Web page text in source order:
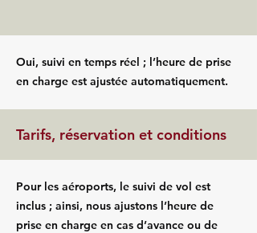
Oui, suivi en temps réel ; l’heure de prise
en charge est ajustée automatiquement.
Tarifs, réservation et conditions
Pour les aéroports, le suivi de vol est
inclus ; ainsi, nous ajustons l’heure de
prise en charge en cas d’avance ou de